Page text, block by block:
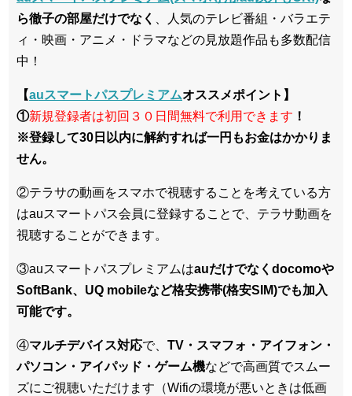
ら徹子の部屋だけでなく
、人気のテレビ番組・バラエテ
ィ・映画・アニメ・ドラマなどの見放題作品も多数配信
中！
【auスマートパスプレミアムオススメポイント】
①新規登録者は初回３０日間無料で利用できます ！
※登録して30日以内に解約すれば一円もお金はかかりま
せん。
②テラサの動画をスマホで視聴することを考えている方
はauスマートパス会員に登録することで、テラサ動画を
視聴することができます。
③auスマートパスプレミアムはauだけでなくdocomoや
SoftBank、UQ mobileなど格安携帯(格安SIM)でも加入
可能です。
④マルチデバイス対応で、 TV・スマフォ・アイフォン・
パソコン・アイパッド・ゲーム機などで高画質でスムー
ズにご視聴いただけます（Wifiの環境が悪いときは低画